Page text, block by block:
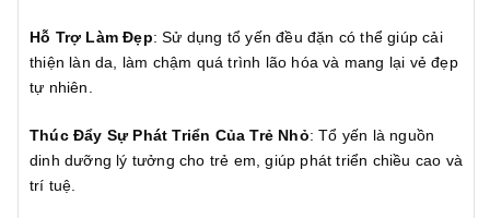
Hỗ Trợ Làm Đẹp: Sử dụng tổ yến đều đặn có thể giúp cải
thiện làn da, làm chậm quá trình lão hóa và mang lại vẻ đẹp
tự nhiên.
Thúc Đẩy Sự Phát Triển Của Trẻ Nhỏ: Tổ yến là nguồn
dinh dưỡng lý tưởng cho trẻ em, giúp phát triển chiều cao và
trí tuệ.